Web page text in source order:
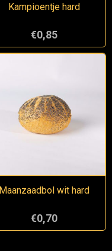
Kampioentje hard
€0,85
Maanzaadbol wit hard
€0,70